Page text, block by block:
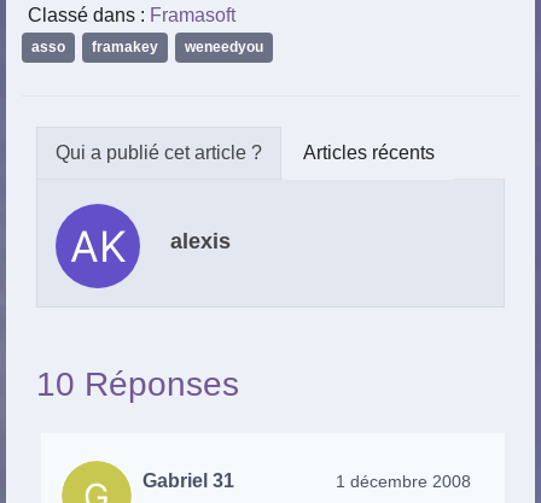
Classé dans : Framasoft
asso framakey weneedyou
Articles récents
alexis
10 Réponses
Gabriel 31 1 décembre 2008